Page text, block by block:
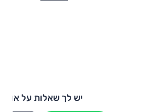
יש לך שאלות על אודי A3?